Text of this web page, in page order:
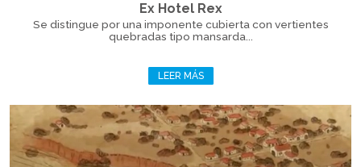
Ex Hotel Rex
Se distingue por una imponente cubierta con vertientes
quebradas tipo mansarda...
LEER MÁS